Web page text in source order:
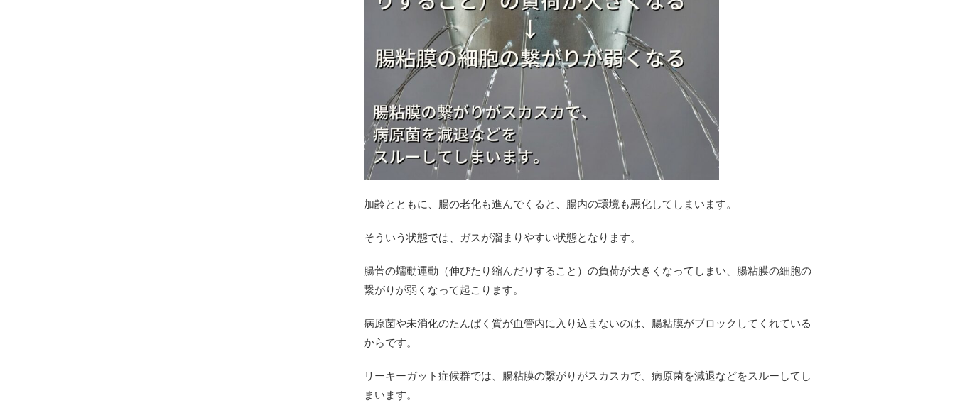
加齢とともに、腸の老化も進んでくると、腸内の環境も悪化してしまいます。
そういう状態では、ガスが溜まりやすい状態となります。
腸菅の蠕動運動（伸びたり縮んだりすること）の負荷が大きくなってしまい、腸粘膜の細胞の
繋がりが弱くなって起こります。
病原菌や未消化のたんぱく質が血管内に入り込まないのは、腸粘膜がブロックしてくれている
からです。
リーキーガット症候群では、腸粘膜の繋がりがスカスカで、病原菌を減退などをスルーしてし
まいます。